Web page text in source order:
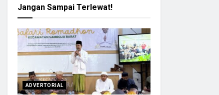
Jangan Sampai Terlewat!
ADVERTORIAL